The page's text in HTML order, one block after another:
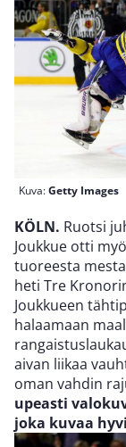
Kuva:Getty Images
KÖLN. Ruotsi
Joukkue otti
tuoreesta
heti Tre
Joukkueen
halaamaan
aivan liikaa
oman vahdin
upeasti
joka kuvaa